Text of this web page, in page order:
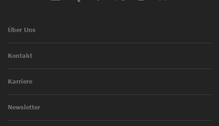
Über Uns
Kontakt
Karriere
Newsletter